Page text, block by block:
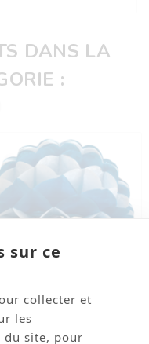
DANS LA
:
sur ce
collecter et
les
site, pour